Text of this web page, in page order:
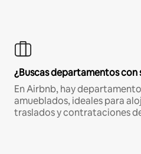
¿Buscas departamentos con
En Airbnb, hay
amueblados, ideales para
traslados y contrataciones